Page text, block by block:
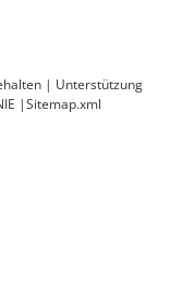
| Unterstützung
|Sitemap.xml